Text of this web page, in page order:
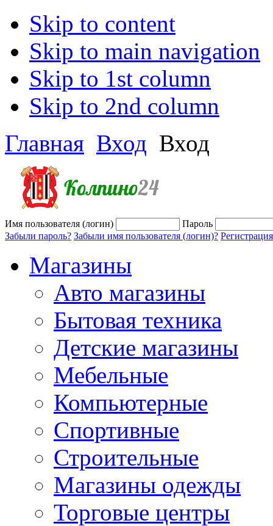
Skip to content
Skip to main navigation
Skip to 1st column
Skip to 2nd column
Главная Вход Вход
Имя пользователя (логин)
Пароль
Забыли пароль? Забыли имя пользователя (логин)? Регистрация
Магазины
Авто магазины
Бытовая техника
Детские магазины
Мебельные
Компьютерные
Спортивные
Строительные
Магазины одежды
Торговые центры